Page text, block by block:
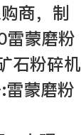
商，制
雷蒙磨粉
石粉碎机
雷蒙磨粉